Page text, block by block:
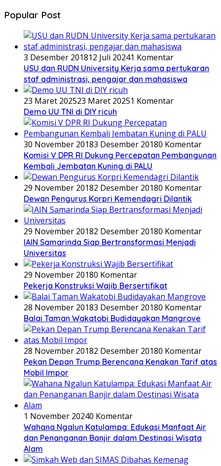
Popular Post
3 Desember 201812 Juli 20241 Komentar
USU dan RUDN University Kerja sama pertukaran
staf administrasi, pengajar dan mahasiswa
23 Maret 202523 Maret 20251 Komentar
Demo UU TNI di DIY ricuh
30 November 20183 Desember 20180 Komentar
Komisi V DPR RI Dukung Percepatan Pembangunan
Kembali Jembatan Kuning di PALU
29 November 20182 Desember 20180 Komentar
Dewan Pengurus Korpri Kemendagri Dilantik
29 November 20182 Desember 20180 Komentar
IAIN Samarinda Siap Bertransformasi Menjadi
Universitas
29 November 20180 Komentar
Pekerja Konstruksi Wajib Bersertifikat
28 November 20183 Desember 20180 Komentar
Balai Taman Wakatobi Budidayakan Mangrove
28 November 20182 Desember 20180 Komentar
Pekan Depan Trump Berencana Kenakan Tarif atas
Mobil Impor
1 November 20240 Komentar
Wahana Ngalun Katulampa: Edukasi Manfaat Air
dan Penanganan Banjir dalam Destinasi Wisata
Alam